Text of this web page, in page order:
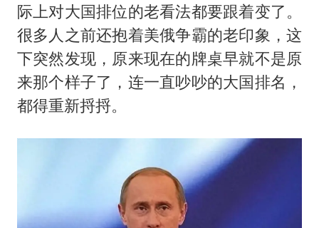
刘浩存百花奖开幕式红裙起舞
因定位纠纷男子将外卖员砍成植物人
媒体：“内容由AI生成”不是免责盾牌
际上对大国排位的老看法都要跟着变了。
很多人之前还抱着美俄争霸的老印象，这
下突然发现，原来现在的牌桌早就不是原
来那个样子了，连一直吵吵的大国排名，
都得重新捋捋。